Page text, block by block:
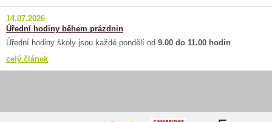
14.07.2026
Úřední hodiny během prázdnin
Úřední hodiny školy jsou každé pondělí od 9.00 do 11.00 hodin
celý článek